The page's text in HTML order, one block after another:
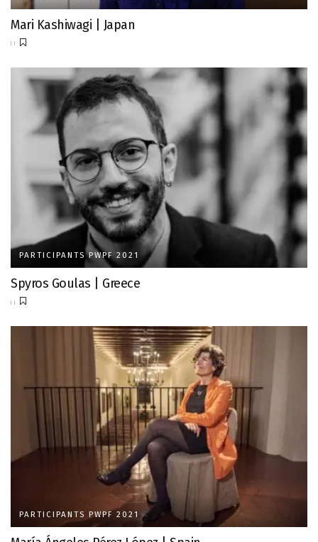
Mari Kashiwagi | Japan
PARTICIPANTS PWPF 2021
Spyros Goulas | Greece
PARTICIPANTS PWPF 2021